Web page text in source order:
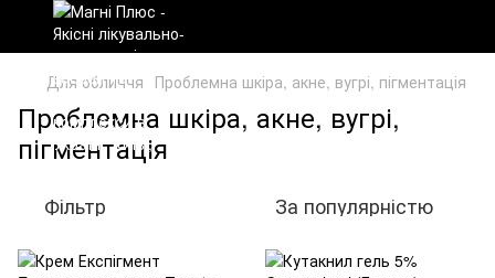
Для обличчя Проблемна шкіра, акне, вугрі, пігментація
Проблемна шкіра, акне, вугрі,
пігментація
Фільтр За популярністю